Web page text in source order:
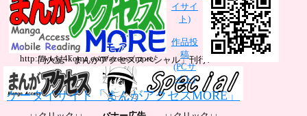
http://www.4koma.com/access/more/
イサイ
ト)
作品投
稿
(PCサ
イト)
ケータイサイト「まんがアクセスMORE」
同人誌「まんがアクセススペシャル」刊行!